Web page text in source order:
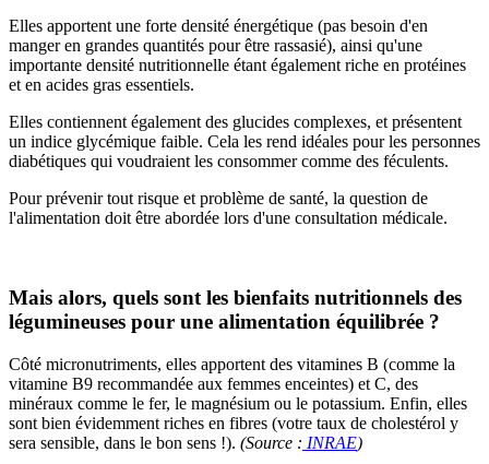
Elles apportent une forte densité énergétique (pas besoin d'en
manger en grandes quantités pour être rassasié), ainsi qu'une
importante densité nutritionnelle étant également riche en protéines
et en acides gras essentiels.
Elles contiennent également des glucides complexes, et présentent
un indice glycémique faible. Cela les rend idéales pour les personnes
diabétiques qui voudraient les consommer comme des féculents.
Pour prévenir tout risque et problème de santé, la question de
l'alimentation doit être abordée lors d'une consultation médicale.
Mais alors, quels sont les bienfaits nutritionnels des
légumineuses pour une alimentation équilibrée ?
Côté micronutriments, elles apportent des vitamines B (comme la
vitamine B9 recommandée aux femmes enceintes) et C, des
minéraux comme le fer, le magnésium ou le potassium. Enfin, elles
sont bien évidemment riches en fibres (votre taux de cholestérol y
sera sensible, dans le bon sens !). (Source : INRAE)